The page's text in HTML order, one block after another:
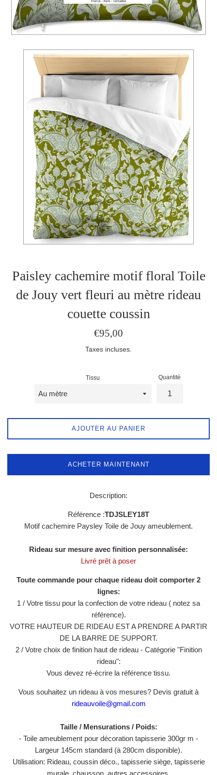
Paisley cachemire motif floral Toile
de Jouy vert fleuri au mètre rideau
couette coussin
Prix
€95,00
Taxes incluses.
Tissu Quantité
AJOUTER AU PANIER
ACHETER MAINTENANT
Description:
Référence :TDJSLEY18T
Motif cachemire Paysley Toile de Jouy ameublement.
Rideau sur mesure avec finition personnalisée:
Livré prêt à poser
Toute commande pour chaque rideau doit comporter 2
lignes:
1 / Votre tissu pour la confection de votre rideau ( notez sa
référence).
VOTRE HAUTEUR DE RIDEAU EST A PRENDRE A PARTIR
DE LA BARRE DE SUPPORT.
2 / Votre choix de finition haut de rideau - Catégorie "Finition
rideau":
Vous devez ré-écrire la référence tissu.
Vous souhaitez un rideau à vos mesures? Devis gratuit à
rideauvoile@gmail.com
Taille / Mensurations / Poids:
- Toile ameublement pour décoration tapisserie 300gr m -
Largeur 145cm standard (à 280cm disponible).
Utilisation: Rideau, coussin déco., tapisserie siège, tapisserie
murale, chausson, autres accessoires.